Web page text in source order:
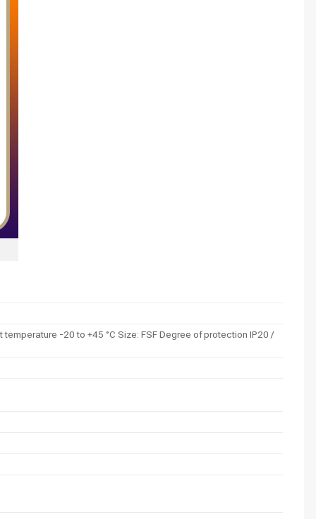
-20 to +45 °C Size: FSF Degree of protection IP20 /